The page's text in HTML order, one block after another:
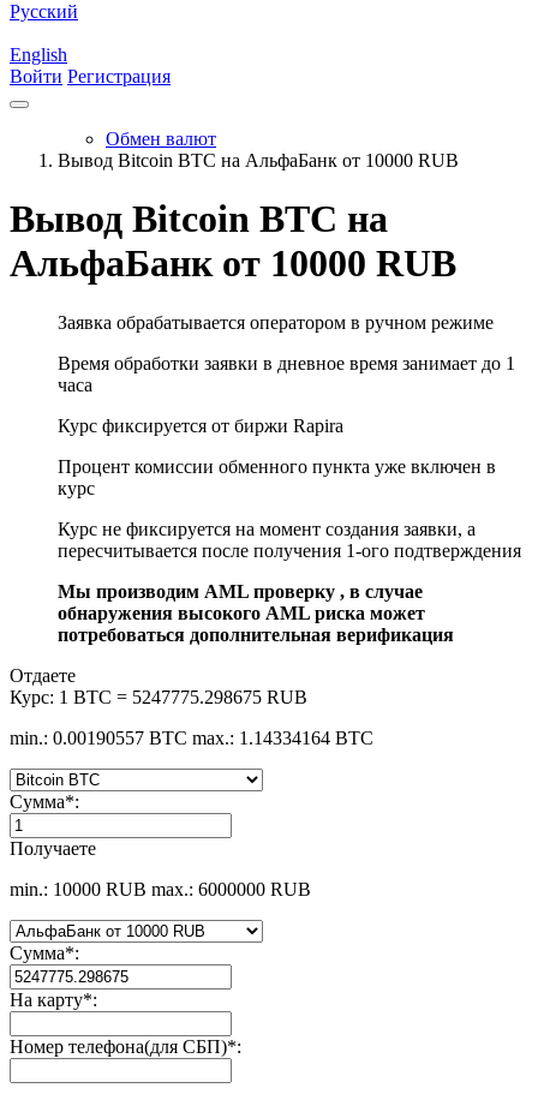
Русский
English
Войти Регистрация
Обмен валют
Вывод Bitcoin BTC на АльфаБанк от 10000 RUB
Вывод Bitcoin BTC на
АльфаБанк от 10000 RUB
Заявка обрабатывается оператором в ручном режиме
Время обработки заявки в дневное время занимает до 1
часа
Курс фиксируется от биржи Rapira
Процент комиссии обменного пункта уже включен в
курс
Курс не фиксируется на момент создания заявки, а
пересчитывается после получения 1-ого подтверждения
Мы производим AML проверку , в случае
обнаружения высокого AML риска может
потребоваться дополнительная верификация
Отдаете
Курс: 1 BTC = 5247775.298675 RUB
min.: 0.00190557 BTC max.: 1.14334164 BTC
Сумма*:
Получаете
min.: 10000 RUB max.: 6000000 RUB
Сумма*:
На карту*:
Номер телефона(для СБП)*: